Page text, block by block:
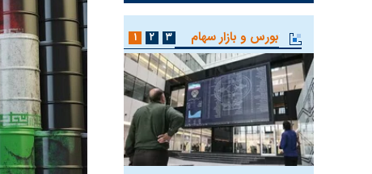
بورس و بازار سهام ۱ ۲ ۳